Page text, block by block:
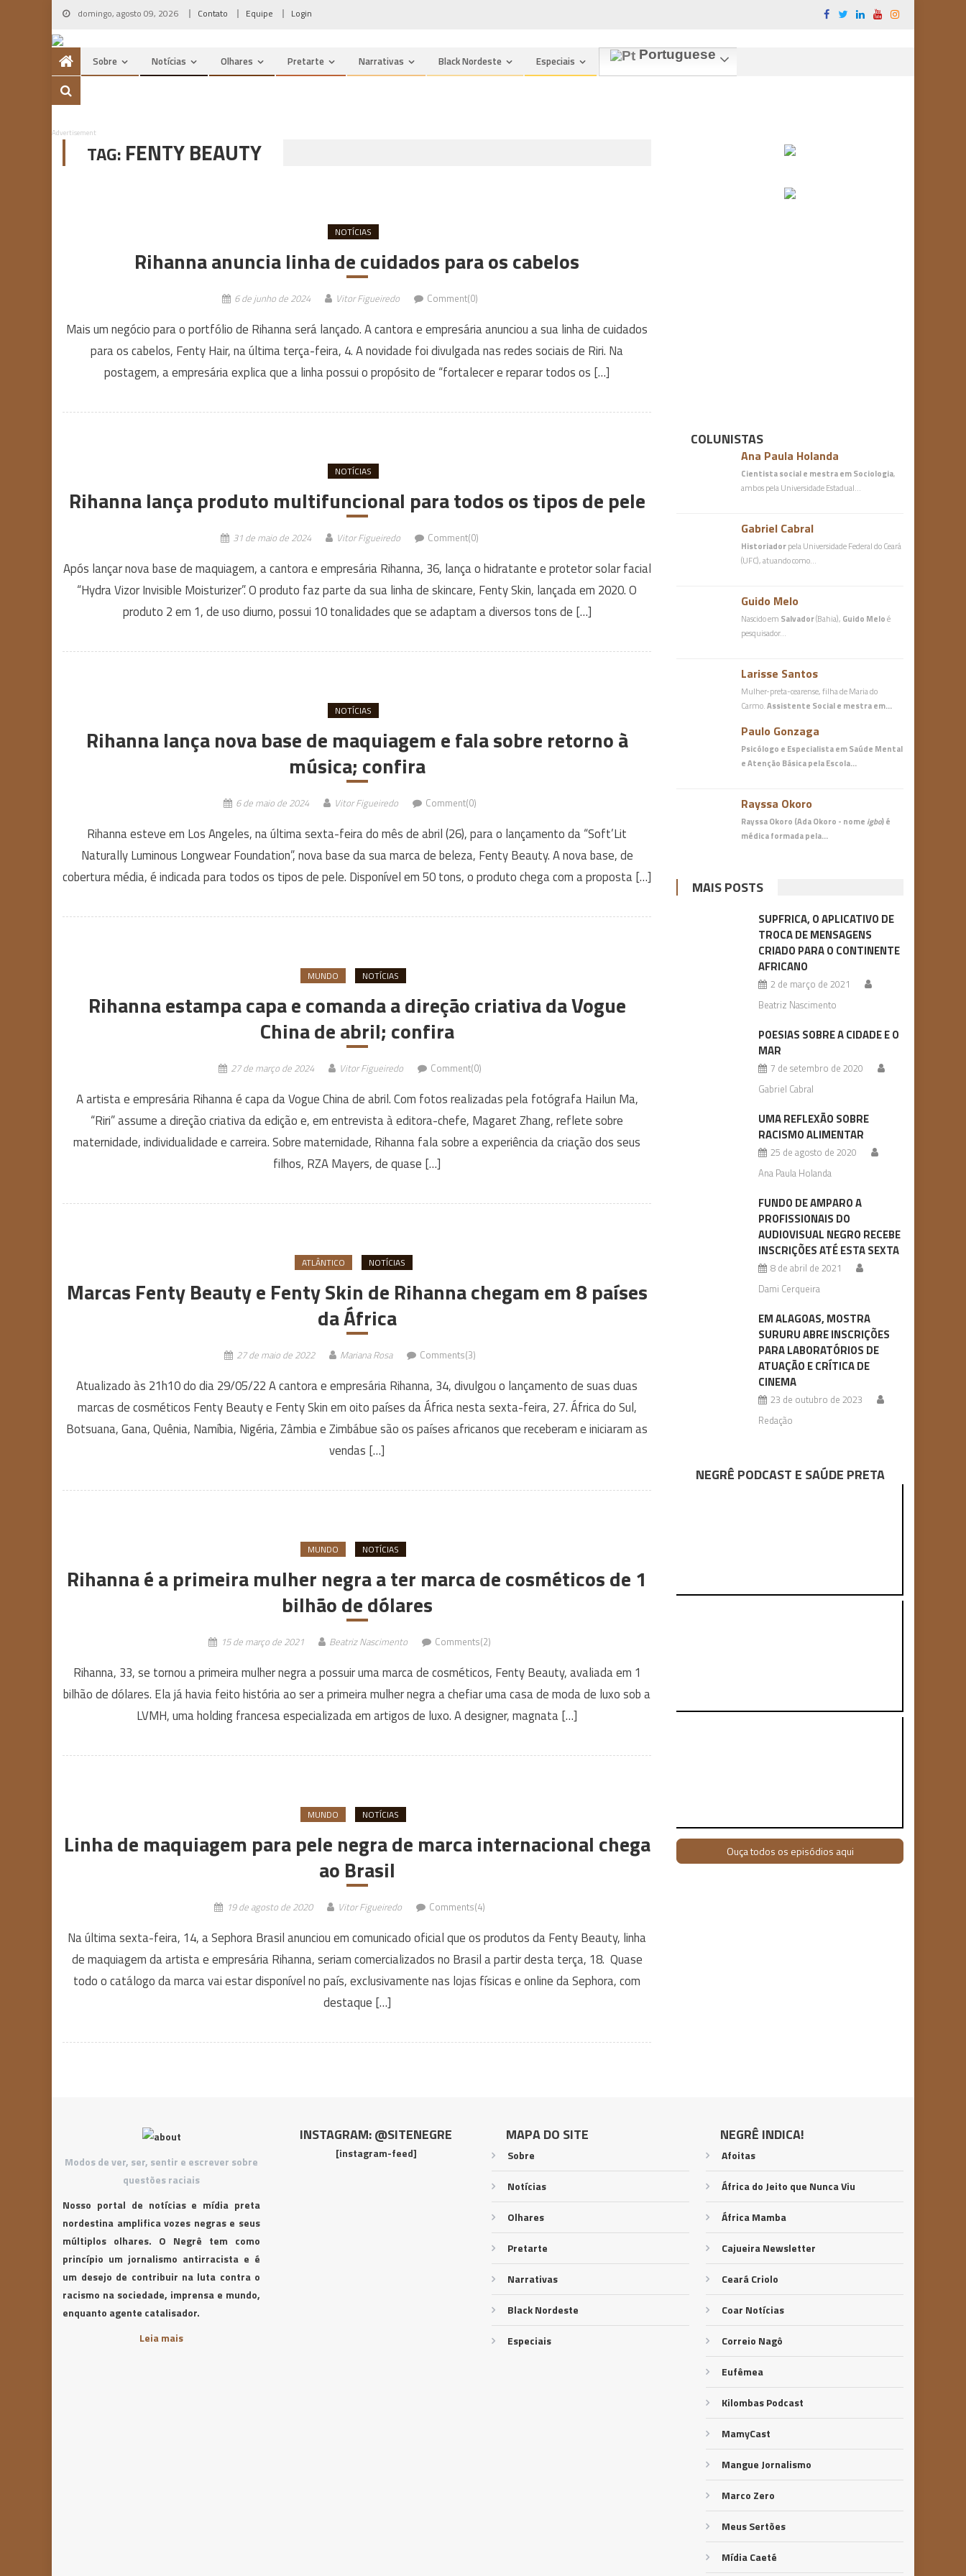
Skip
content
domingo, agosto 09, 2026 Contato Equipe Login
Sobre Notícias Olhares Pretarte Narrativas Black Nordeste Especiais Portuguese
Advertisement
TAG: FENTY BEAUTY
NOTÍCIAS
Rihanna anuncia linha de cuidados para os cabelos
6 de junho de 2024 Vitor Figueiredo Comment(0)
Mais um negócio para o portfólio de Rihanna será lançado. A cantora e empresária anunciou a sua linha de cuidados
para os cabelos, Fenty Hair, na última terça-feira, 4. A novidade foi divulgada nas redes sociais de Riri. Na
postagem, a empresária explica que a linha possui o propósito de “fortalecer e reparar todos os […]
NOTÍCIAS
Rihanna lança produto multifuncional para todos os tipos de pele
31 de maio de 2024 Vitor Figueiredo Comment(0)
Após lançar nova base de maquiagem, a cantora e empresária Rihanna, 36, lança o hidratante e protetor solar facial
“Hydra Vizor Invisible Moisturizer”. O produto faz parte da sua linha de skincare, Fenty Skin, lançada em 2020. O
produto 2 em 1, de uso diurno, possui 10 tonalidades que se adaptam a diversos tons de […]
NOTÍCIAS
Rihanna lança nova base de maquiagem e fala sobre retorno à
música; confira
6 de maio de 2024 Vitor Figueiredo Comment(0)
Rihanna esteve em Los Angeles, na última sexta-feira do mês de abril (26), para o lançamento da “Soft’Lit
Naturally Luminous Longwear Foundation”, nova base da sua marca de beleza, Fenty Beauty. A nova base, de
cobertura média, é indicada para todos os tipos de pele. Disponível em 50 tons, o produto chega com a proposta […]
MUNDO NOTÍCIAS
Rihanna estampa capa e comanda a direção criativa da Vogue
China de abril; confira
27 de março de 2024 Vitor Figueiredo Comment(0)
A artista e empresária Rihanna é capa da Vogue China de abril. Com fotos realizadas pela fotógrafa Hailun Ma,
“Riri” assume a direção criativa da edição e, em entrevista à editora-chefe, Magaret Zhang, reflete sobre
maternidade, individualidade e carreira. Sobre maternidade, Rihanna fala sobre a experiência da criação dos seus
filhos, RZA Mayers, de quase […]
ATLÂNTICO NOTÍCIAS
Marcas Fenty Beauty e Fenty Skin de Rihanna chegam em 8 países
da África
27 de maio de 2022 Mariana Rosa Comments(3)
Atualizado às 21h10 do dia 29/05/22 A cantora e empresária Rihanna, 34, divulgou o lançamento de suas duas
marcas de cosméticos Fenty Beauty e Fenty Skin em oito países da África nesta sexta-feira, 27. África do Sul,
Botsuana, Gana, Quênia, Namíbia, Nigéria, Zâmbia e Zimbábue são os países africanos que receberam e iniciaram as
vendas […]
MUNDO NOTÍCIAS
Rihanna é a primeira mulher negra a ter marca de cosméticos de 1
bilhão de dólares
15 de março de 2021 Beatriz Nascimento Comments(2)
Rihanna, 33, se tornou a primeira mulher negra a possuir uma marca de cosméticos, Fenty Beauty, avaliada em 1
bilhão de dólares. Ela já havia feito história ao ser a primeira mulher negra a chefiar uma casa de moda de luxo sob a
LVMH, uma holding francesa especializada em artigos de luxo. A designer, magnata […]
MUNDO NOTÍCIAS
Linha de maquiagem para pele negra de marca internacional chega
ao Brasil
19 de agosto de 2020 Vitor Figueiredo Comments(4)
Na última sexta-feira, 14, a Sephora Brasil anunciou em comunicado oficial que os produtos da Fenty Beauty, linha
de maquiagem da artista e empresária Rihanna, seriam comercializados no Brasil a partir desta terça, 18. Quase
todo o catálogo da marca vai estar disponível no país, exclusivamente nas lojas físicas e online da Sephora, com
destaque […]
COLUNISTAS
Ana Paula Holanda
Cientista social e mestra em Sociologia,
ambos pela Universidade Estadual…
Gabriel Cabral
Historiadorpela Universidade Federal do Ceará
(UFC), atuando como…
Guido Melo
Nascido em Salvador(Bahia), Guido Meloé
pesquisador…
Larisse Santos
Mulher-preta-cearense, filha de Maria do
Carmo.Assistente Social e mestra em…
Paulo Gonzaga
Psicólogo e Especialista em Saúde Mental
e Atenção Básicapela Escola…
Rayssa Okoro
Rayssa Okoro (Ada Okoro - nome igbo) é
médicaformada pela…
MAIS POSTS
SUPFRICA, O APLICATIVO DE
TROCA DE MENSAGENS
CRIADO PARA O CONTINENTE
AFRICANO
2 de março de 2021
Beatriz Nascimento
POESIAS SOBRE A CIDADE E O
MAR
7 de setembro de 2020
Gabriel Cabral
UMA REFLEXÃO SOBRE
RACISMO ALIMENTAR
25 de agosto de 2020
Ana Paula Holanda
FUNDO DE AMPARO A
PROFISSIONAIS DO
AUDIOVISUAL NEGRO RECEBE
INSCRIÇÕES ATÉ ESTA SEXTA
8 de abril de 2021
Dami Cerqueira
EM ALAGOAS, MOSTRA
SURURU ABRE INSCRIÇÕES
PARA LABORATÓRIOS DE
ATUAÇÃO E CRÍTICA DE
CINEMA
23 de outubro de 2023
Redação
NEGRÊ PODCAST E SAÚDE PRETA
Ouça todos os episódios aqui
Modos de ver, ser, sentir e escrever sobre
questões raciais
Nosso portal de notícias e mídia preta
nordestina amplifica vozes negras e seus
múltiplos olhares. O Negrê tem como
princípio um jornalismo antirracista e é
um desejo de contribuir na luta contra o
racismo na sociedade, imprensa e mundo,
enquanto agente catalisador.
Leia mais
INSTAGRAM: @SITENEGRE
[instagram-feed]
MAPA DO SITE
Sobre
Notícias
Olhares
Pretarte
Narrativas
Black Nordeste
Especiais
NEGRÊ INDICA!
Afoitas
África do Jeito que Nunca Viu
África Mamba
Cajueira Newsletter
Ceará Criolo
Coar Notícias
Correio Nagô
Eufêmea
Kilombas Podcast
MamyCast
Mangue Jornalismo
Marco Zero
Meus Sertões
Mídia Caeté